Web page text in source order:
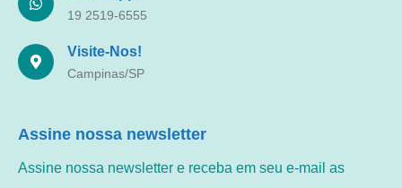
19 2519-6555
Visite-Nos!
Campinas/SP
Assine nossa newsletter
Assine nossa newsletter e receba em seu e-mail as